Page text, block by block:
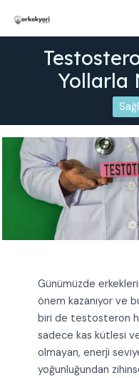
atla
Yollarla
Günümüzde
önem kazanıyor ve
biri de testosteron
sadece kas kütlesi
olmayan, enerji
yoğunluğundan